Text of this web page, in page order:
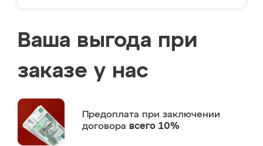
Ваша выгода при
заказе у нас
Предоплата при заключении
договора всего 10%